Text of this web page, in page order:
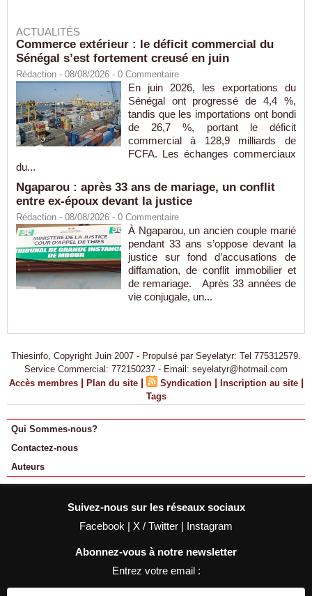
ACTUALITÉS
Commerce extérieur : le déficit commercial du
Sénégal s’est fortement creusé en juin
Rédaction - 08/08/2026 - 0 Commentaire
En juin 2026, les exportations du
Sénégal ont progressé de 4,4 %,
tandis que les importations ont bondi
de 26,7 %, portant le déficit
commercial à 128,9 milliards de
FCFA. Les échanges commerciaux
du...
Ngaparou : après 33 ans de mariage, un conflit
entre ex-époux devant la justice
Rédaction - 08/08/2026 - 0 Commentaire
À Ngaparou, un ancien couple marié
pendant 33 ans s’oppose devant la
justice sur fond d’accusations de
diffamation, de conflit immobilier et
de remariage. Après 33 années de
vie conjugale, un...
Thiesinfo, Copyright Juin 2007 - Propulsé par Seyelatyr: Tel 775312579.
Service Commercial: 772150237 - Email: seyelatyr@hotmail.com
Accès membres | Plan du site | Syndication | Inscription au site |
Tags
Qui Sommes-nous?
Contactez-nous
Auteurs
Suivez-nous sur les réseaux sociaux
Facebook | X / Twitter | Instagram
Abonnez-vous à notre newsletter
Entrez votre email :